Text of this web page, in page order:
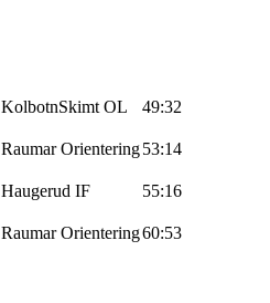
KolbotnSkimt OL 49:32
RaumarOrientering53:14
Haugerud IF 55:16
RaumarOrientering60:53